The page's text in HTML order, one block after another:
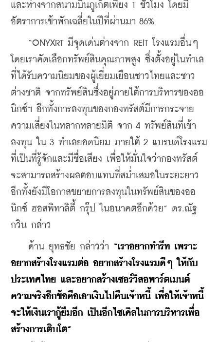
และห่างจากสนามบินภูเก็ตเพียง 1 ชั่วโมง โดยมี
อัตราการเข้าพักเฉลี่ยในปีที่ผ่านมา 86%
“ONYXRT มีจุดเด่นต่างจาก REIT โรงแรมอื่นๆ
โดยเราคัดเลือกทรัพย์สินคุณภาพสูง ซึ่งตั้งอยู่ในทำเล
ที่ได้รับความนิยมของผู้เยี่ยมเยือนชาวไทยและชาว
ต่างชาติ จากทรัพย์สินซึ่งอยู่ภายใต้การบริหารของออ
นิกซ์ฯ อีกทั้งการลงทุนของกองทรัสต์มีการกระจาย
ความเสี่ยงในหลากหลายมิติ จาก 4 ทรัพย์สินที่เข้า
ลงทุน ใน 3 ทำเลยอดนิยม ภายใต้ 2 แบรนด์โรงแรม
ที่เป็นที่รู้จักและมีชื่อเสียง เพื่อให้มั่นใจว่ากองทรัสต์
จะสามารถสร้างผลตอบแทนที่สม่ำเสมอในระยะยาว
อีกทั้งยังมีโอกาสขยายการลงทุนในทรัพย์สินของออ
นิกซ์ ฮอสพิทาลิตี้ กรุ๊ป ในอนาคตอีกด้วย” ดร.ณัฐ
กวิน กล่าว
ด้าน ยุทธชัย กล่าวว่า “เราอยากทำรีท เพราะ
อยากสร้างโรงแรมต่อ อยากสร้างโรงแรมดีๆ ให้กับ
ประเทศไทย และอยากสร้างเซอร์วิสอพาร์ตเมนต์
ความจริงอีกข้อคือเอาเงินไปคืนเจ้าหนี้ เพื่อให้เจ้าหนี้
จะให้เงินเรากู้ยืมอีก เป็นอีกไซเคิลในการบริหารเพื่อ
สร้างการเติบโต”